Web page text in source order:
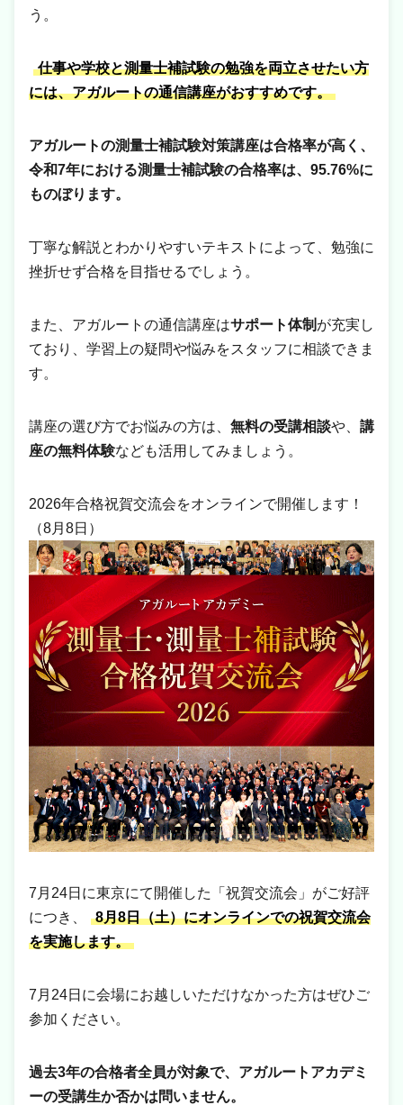
う。
仕事や学校と測量士補試験の勉強を両立させたい方
には、アガルートの通信講座がおすすめです。
アガルートの測量士補試験対策講座は合格率が高く、
令和7年における測量士補試験の合格率は、95.76%に
ものぼります。
丁寧な解説とわかりやすいテキストによって、勉強に
挫折せず合格を目指せるでしょう。
また、アガルートの通信講座はサポート体制 が充実し
ており、学習上の疑問や悩みをスタッフに相談できま
す。
講座の選び方でお悩みの方は、 無料の受講相談や、 講
座の無料体験なども活用してみましょう。
2026年合格祝賀交流会をオンラインで開催します！
（8月8日）
7月24日に東京にて開催した「祝賀交流会」がご好評
につき、
8月8日（土）にオンラインでの祝賀交流会
を実施します。
7月24日に会場にお越しいただけなかった方はぜひご
参加ください。
過去3年の合格者全員が対象で、アガルートアカデミ
ーの受講生か否かは問いません。